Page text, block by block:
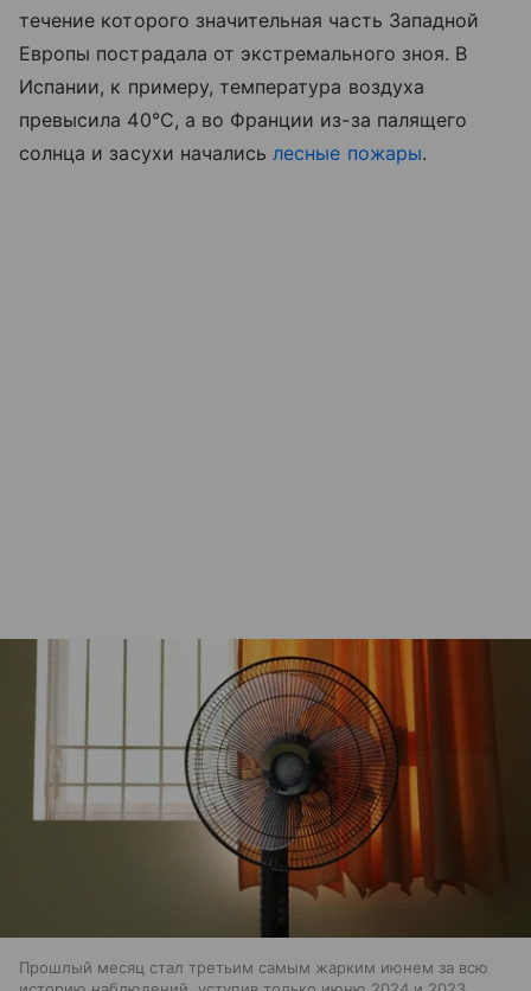
течение которого значительная часть Западной
Европы пострадала от экстремального зноя. В
Испании, к примеру, температура воздуха
превысила 40°С, а во Франции из-за палящего
солнца и засухи начались лесные пожары.
Прошлый месяц стал третьим самым жарким июнем за всю